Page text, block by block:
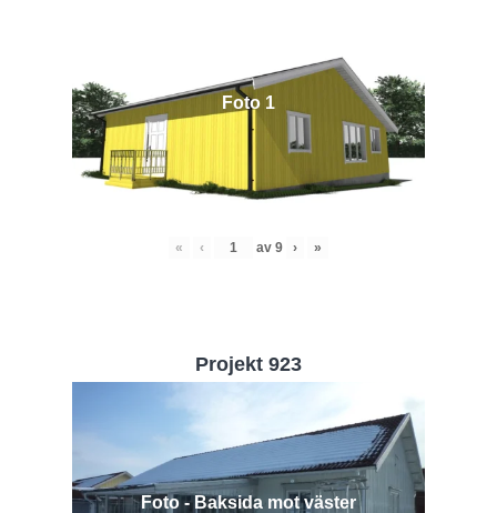
Foto 1
« ‹ av 9 › »
Projekt 923
Foto - Baksida mot väster